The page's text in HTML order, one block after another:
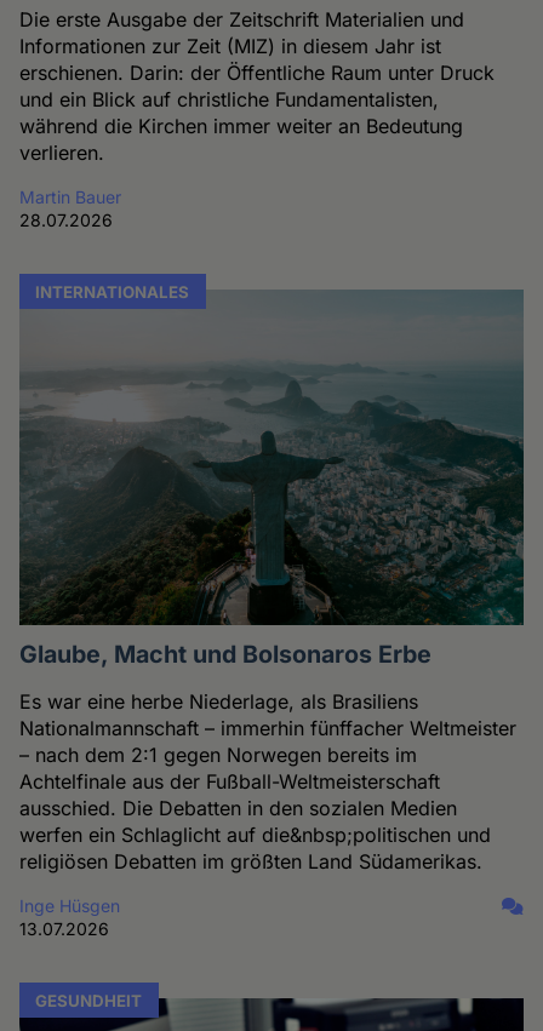
Die erste Ausgabe der Zeitschrift Materialien und
Informationen zur Zeit (MIZ) in diesem Jahr ist
erschienen. Darin: der Öffentliche Raum unter Druck
und ein Blick auf christliche Fundamentalisten,
während die Kirchen immer weiter an Bedeutung
verlieren.
Martin Bauer
28.07.2026
INTERNATIONALES
Glaube, Macht und Bolsonaros Erbe
Es war eine herbe Niederlage, als Brasiliens
Nationalmannschaft – immerhin fünffacher Weltmeister
– nach dem 2:1 gegen Norwegen bereits im
Achtelfinale aus der Fußball-Weltmeisterschaft
ausschied. Die Debatten in den sozialen Medien
werfen ein Schlaglicht auf die&nbsp;politischen und
religiösen Debatten im größten Land Südamerikas.
Inge Hüsgen
13.07.2026
GESUNDHEIT